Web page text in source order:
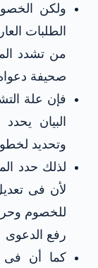
ولكن
الطلبات
من تشدد
صحيفة
فإن علة
البيان
وتحديد
لذلك حدد
لأن فى
للخصوم
رفع الدعوى
كما أن فى